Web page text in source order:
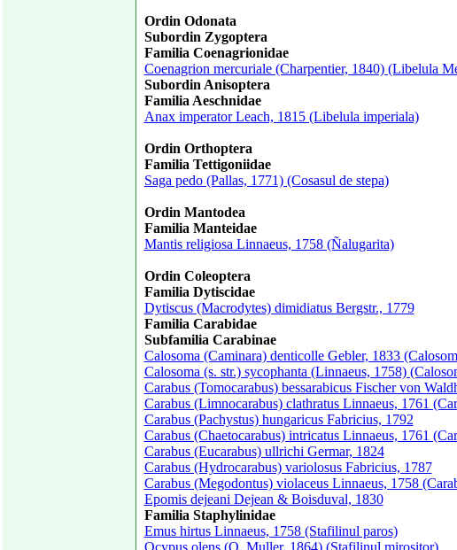
Ordin Odonata
Subordin Zygoptera
Familia Coenagrionidae
Coenagrion mercuriale (Charpentier, 1840) (Libelula
Subordin Anisoptera
Familia Aeschnidae
Anax imperator Leach, 1815 (Libelula imperiala)
Ordin Orthoptera
Familia Tettigoniidae
Saga pedo (Pallas, 1771) (Cosasul de stepa)
Ordin Mantodea
Familia Manteidae
Mantis religiosa Linnaeus, 1758 (Ñalugarita)
Ordin Coleoptera
Familia Dytiscidae
Dytiscus (Macrodytes) dimidiatus Bergstr., 1779
Familia Carabidae
Subfamilia Carabinae
Calosoma (Caminara) denticolle Gebler, 1833
Calosoma (s. str.) sycophanta (Linnaeus, 1758)
Carabus (Tomocarabus) bessarabicus Fischer von
Carabus (Limnocarabus) clathratus Linnaeus, 1761
Carabus (Pachystus) hungaricus Fabricius, 1792
Carabus (Chaetocarabus) intricatus Linnaeus, 1761
Carabus (Eucarabus) ullrichi Germar, 1824
Carabus (Hydrocarabus) variolosus Fabricius, 1787
Carabus (Megodontus) violaceus Linnaeus, 1758
Epomis dejeani Dejean & Boisduval, 1830
Familia Staphylinidae
Emus hirtus Linnaeus, 1758 (Stafilinul paros)
Ocypus olens (O. Muller, 1864) (Stafilinul mirositor)